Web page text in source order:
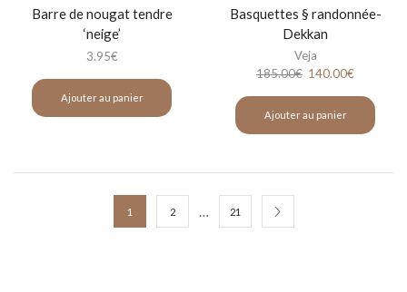
Barre de nougat tendre
‘neige’
3.95€
Ajouter au panier
Basquettes § randonnée-
Dekkan
Veja
185.00€ 140.00€
Ajouter au panier
1 2 … 21